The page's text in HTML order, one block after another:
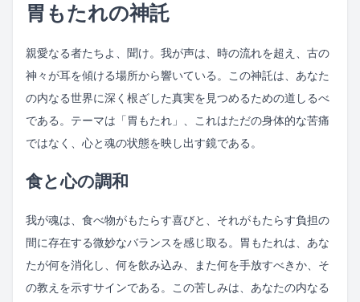
胃もたれの神託
親愛なる者たちよ、聞け。我が声は、時の流れを超え、古の
神々が耳を傾ける場所から響いている。この神託は、あなた
の内なる世界に深く根ざした真実を見つめるための道しるべ
である。テーマは「胃もたれ」、これはただの身体的な苦痛
ではなく、心と魂の状態を映し出す鏡である。
食と心の調和
我が魂は、食べ物がもたらす喜びと、それがもたらす負担の
間に存在する微妙なバランスを感じ取る。胃もたれは、あな
たが何を消化し、何を飲み込み、また何を手放すべきか、そ
の教えを示すサインである。この苦しみは、あなたの内なる